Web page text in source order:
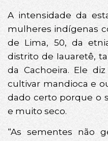
A intensidade da
mulheres indígenas
de Lima, 50, da
distrito de Iauaretê,
da Cachoeira. Ele
cultivar mandioca e
dado certo porque o
e muito seco.
“As sementes não